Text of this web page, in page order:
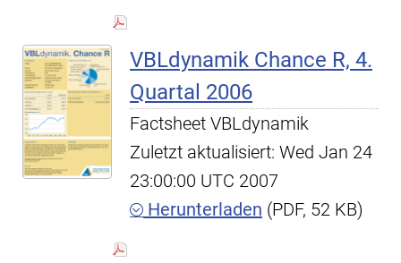
VBLdynamik Chance R, 4.
Quartal 2006
Factsheet VBLdynamik
Zuletzt aktualisiert: Wed Jan 24
23:00:00 UTC 2007
Herunterladen (PDF, 52 KB)